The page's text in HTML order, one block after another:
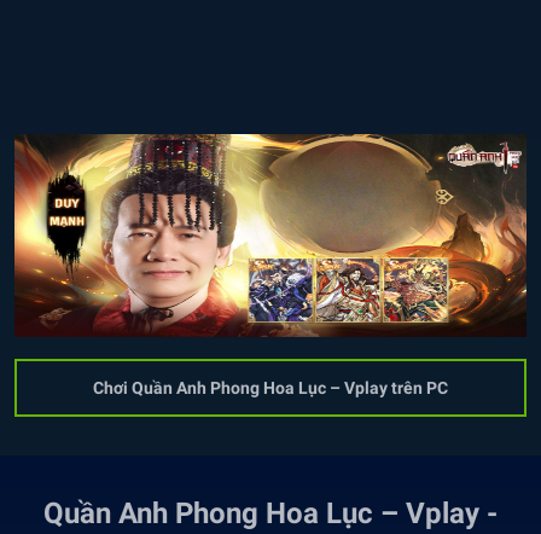
Chơi Quần Anh Phong Hoa Lục – Vplay trên PC
Quần Anh Phong Hoa Lục – Vplay -